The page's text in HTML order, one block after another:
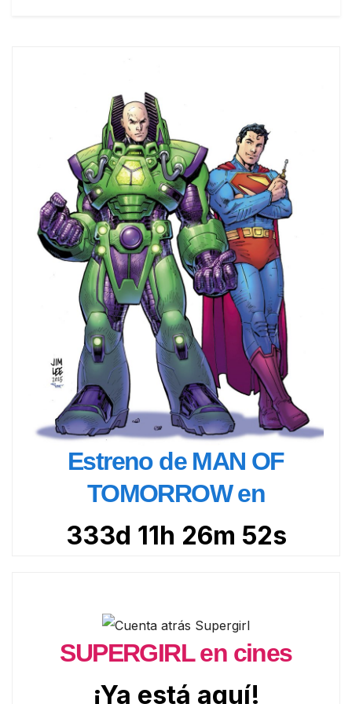
Estreno de MAN OF
TOMORROW en
333d 11h 26m 51s
SUPERGIRL en cines
¡Ya está aquí!